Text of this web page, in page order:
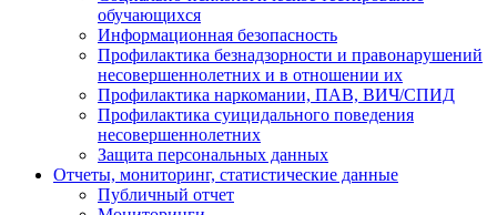
обучающихся
Информационная безопасность
Профилактика безнадзорности и правонарушений
несовершеннолетних и в отношении их
Профилактика наркомании, ПАВ, ВИЧ/СПИД
Профилактика суицидального поведения
несовершеннолетних
Защита персональных данных
Отчеты, мониторинг, статистические данные
Публичный отчет